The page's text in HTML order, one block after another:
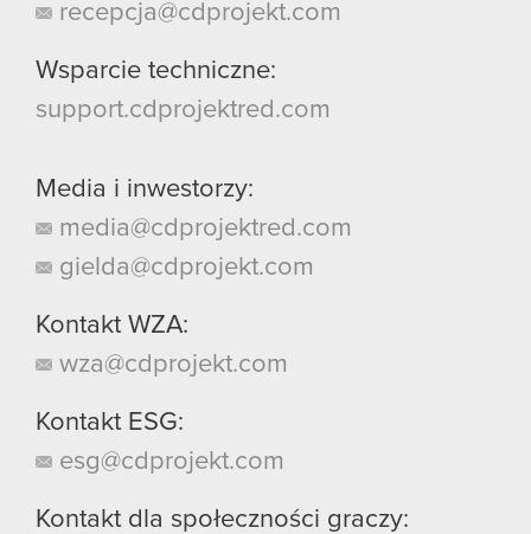
recepcja@cdprojekt.com
Wsparcie techniczne:
support.cdprojektred.com
Media i inwestorzy:
media@cdprojektred.com
gielda@cdprojekt.com
Kontakt WZA:
wza@cdprojekt.com
Kontakt ESG:
esg@cdprojekt.com
Kontakt dla społeczności graczy: